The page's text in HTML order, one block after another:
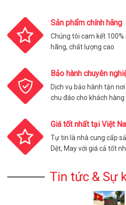
Sản phẩm chính hãng
Chúng tôi cam kết
hãng, chất lượng cao
Bảo hành chuyên
Dịch vụ bảo hành tận
chu đáo cho khách hàng
Giá tốt nhất tại Việt
Tự tin là nhà cung cấp
Dệt, May với giá cả tốt
Tin tức & Sự